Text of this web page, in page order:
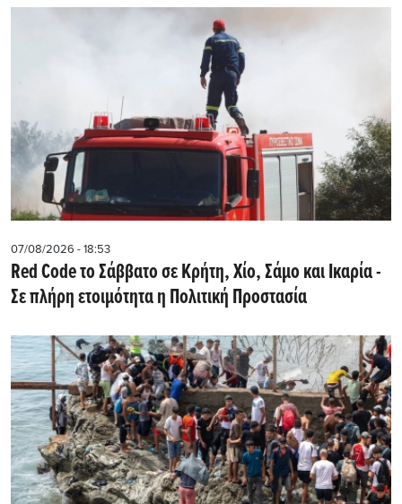
07/08/2026 - 18:53
Red Code το Σάββατο σε Κρήτη, Χίο, Σάμο και Ικαρία -
Σε πλήρη ετοιμότητα η Πολιτική Προστασία